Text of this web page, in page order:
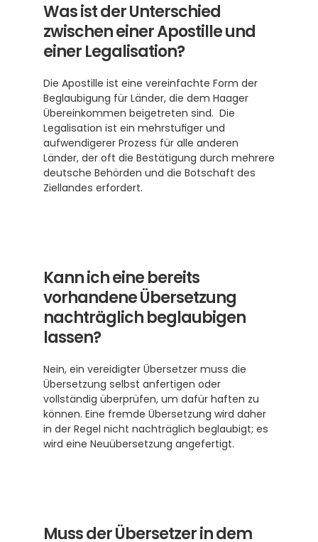
Was ist der Unterschied
zwischen einer Apostille und
einer Legalisation?
Die Apostille ist eine vereinfachte Form der
Beglaubigung für Länder, die dem Haager
Übereinkommen beigetreten sind.  Die
Legalisation ist ein mehrstufiger und
aufwendigerer Prozess für alle anderen
Länder, der oft die Bestätigung durch mehrere
deutsche Behörden und die Botschaft des
Ziellandes erfordert.
Kann ich eine bereits
vorhandene Übersetzung
nachträglich beglaubigen
lassen?
Nein, ein vereidigter Übersetzer muss die
Übersetzung selbst anfertigen oder
vollständig überprüfen, um dafür haften zu
können. Eine fremde Übersetzung wird daher
in der Regel nicht nachträglich beglaubigt; es
wird eine Neuübersetzung angefertigt.
Muss der Übersetzer in dem